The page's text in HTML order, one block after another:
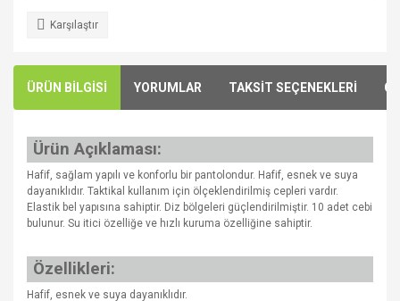
Karşılaştır
ÜRÜN BİLGİSİ YORUMLAR TAKSİT SEÇENEKLERİ
Ürün Açıklaması:
Hafif, sağlam yapılı ve konforlu bir pantolondur. Hafif, esnek ve suya
dayanıklıdır. Taktikal kullanım için ölçeklendirilmiş cepleri vardır.
Elastik bel yapısına sahiptir. Diz bölgeleri güçlendirilmiştir. 10 adet cebi
bulunur. Su itici özelliğe ve hızlı kuruma özelliğine sahiptir.
Özellikleri:
Hafif, esnek ve suya dayanıklıdır.